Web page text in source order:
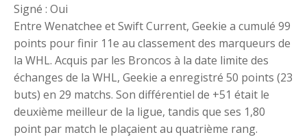
Signé : Oui
Entre Wenatchee et Swift Current, Geekie a cumulé 99
points pour finir 11e au classement des marqueurs de
la WHL. Acquis par les Broncos à la date limite des
échanges de la WHL, Geekie a enregistré 50 points (23
buts) en 29 matchs. Son différentiel de +51 était le
deuxième meilleur de la ligue, tandis que ses 1,80
point par match le plaçaient au quatrième rang.